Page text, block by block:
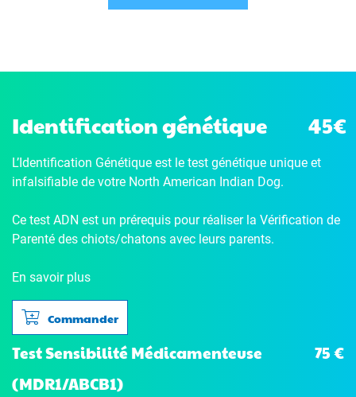
Identification génétique 45€
L’Identification Génétique est le test génétique unique et
infalsifiable de votre North American Indian Dog.
Ce test ADN est un prérequis pour réaliser la Vérification de
Parenté des chiots/chatons avec leurs parents.
En savoir plus
Commander
Test Sensibilité Médicamenteuse
(MDR1/ABCB1)
75 €